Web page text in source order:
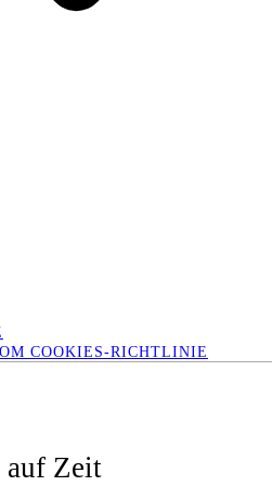
COOKIES-RICHTLINIE
auf Zeit